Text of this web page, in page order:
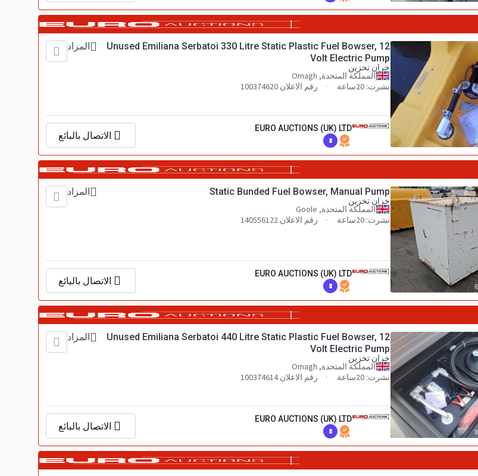
Unused Emiliana Serbatoi 330 Litre Static Plastic Fuel Bowser, 12
Volt Electric Pump
خزان تخزين
المملكة المتحدة, Omagh
نشرت: 20ساعة
رقم الاعلان 100374620
المزاد
EURO AUCTIONS (UK) LTD
8 الاتصال بالبائع
Static Bunded Fuel Bowser, Manual Pump
خزان تخزين
المملكة المتحدة, Goole
نشرت: 20ساعة
رقم الاعلان 140556122
المزاد
EURO AUCTIONS (UK) LTD
8 الاتصال بالبائع
Unused Emiliana Serbatoi 440 Litre Static Plastic Fuel Bowser, 12
Volt Electric Pump
خزان تخزين
المملكة المتحدة, Omagh
نشرت: 20ساعة
رقم الاعلان 100374614
المزاد
EURO AUCTIONS (UK) LTD
8 الاتصال بالبائع